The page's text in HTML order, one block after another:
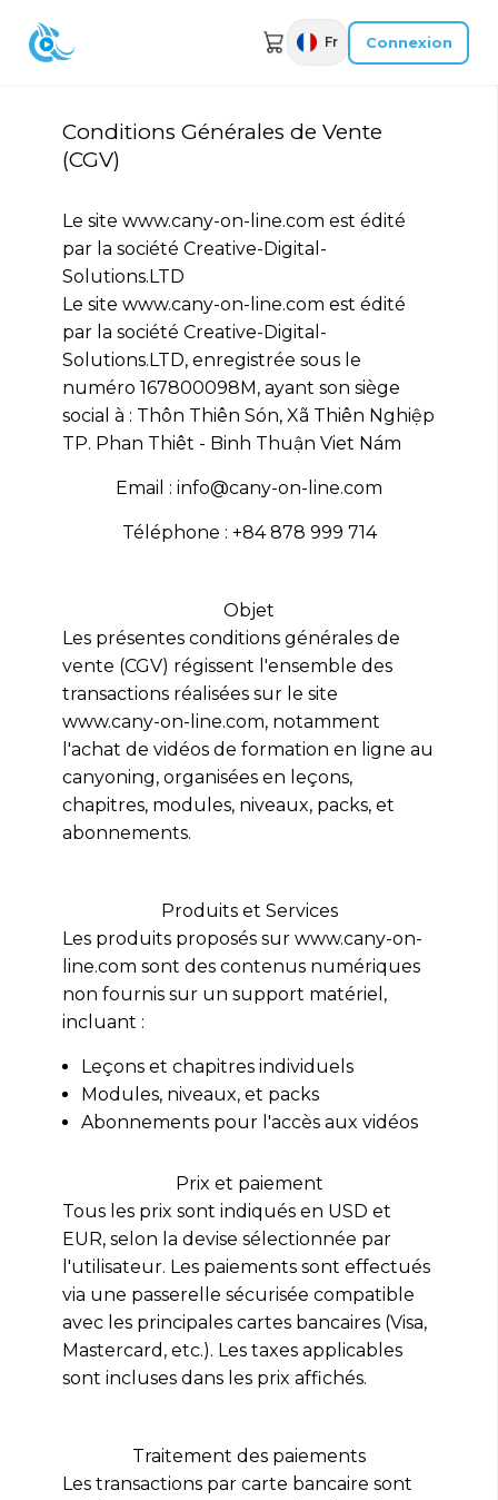
Fr Connexion
Conditions Générales de Vente
(CGV)
Le site www.cany-on-line.com est édité
par la société Creative-Digital-
Solutions.LTD
Le site www.cany-on-line.com est édité
par la société Creative-Digital-
Solutions.LTD, enregistrée sous le
numéro 167800098M, ayant son siège
social à : Thôn Thiên Són, Xã Thiên Nghiệp
TP. Phan Thiêt - Binh Thuận Viet Nám
Email : info@cany-on-line.com
Téléphone : +84 878 999 714
Objet
Les présentes conditions générales de
vente (CGV) régissent l'ensemble des
transactions réalisées sur le site
www.cany-on-line.com, notamment
l'achat de vidéos de formation en ligne au
canyoning, organisées en leçons,
chapitres, modules, niveaux, packs, et
abonnements.
Produits et Services
Les produits proposés sur www.cany-on-
line.com sont des contenus numériques
non fournis sur un support matériel,
incluant :
Leçons et chapitres individuels
Modules, niveaux, et packs
Abonnements pour l'accès aux vidéos
Prix et paiement
Tous les prix sont indiqués en USD et
EUR, selon la devise sélectionnée par
l'utilisateur. Les paiements sont effectués
via une passerelle sécurisée compatible
avec les principales cartes bancaires (Visa,
Mastercard, etc.). Les taxes applicables
sont incluses dans les prix affichés.
Traitement des paiements
Les transactions par carte bancaire sont